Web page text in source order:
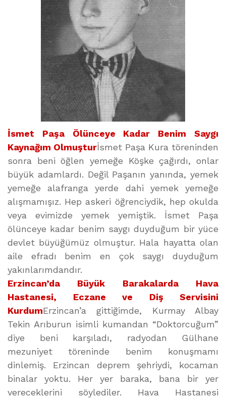
İsmet Paşa Ölünceye Kadar Benim Saygı
Kaynağım Olmuşturİsmet Paşa Kura töreninden
sonra beni öğlen yemeğe Köşke çağırdı, onlar
büyük adamlardı. Değil Paşanın yanında, yemek
yemeğe alafranga yerde dahi yemek yemeğe
alışmamışız. Hep askeri öğrenciydik, hep okulda
veya evimizde yemek yemiştik. İsmet Paşa
ölünceye kadar benim saygı duyduğum bir yüce
devlet büyüğümüz olmuştur. Hala hayatta olan
aile efradı benim en çok saygı duyduğum
yakınlarımdandır.
Erzincan’da Büyük Barakalarda Hava
Hastanesi, Eczane ve Diş Servisini
KurdumErzincan’a gittiğimde, Kurmay Albay
Tekin Arıburun isimli kumandan “Doktorcuğum”
diye beni karşıladı, radyodan Gülhane
mezuniyet töreninde benim konuşmamı
dinlemiş. Erzincan deprem şehriydi, kocaman
binalar yoktu. Her yer baraka, bana bir yer
vereceklerini söylediler. Hava Hastanesi